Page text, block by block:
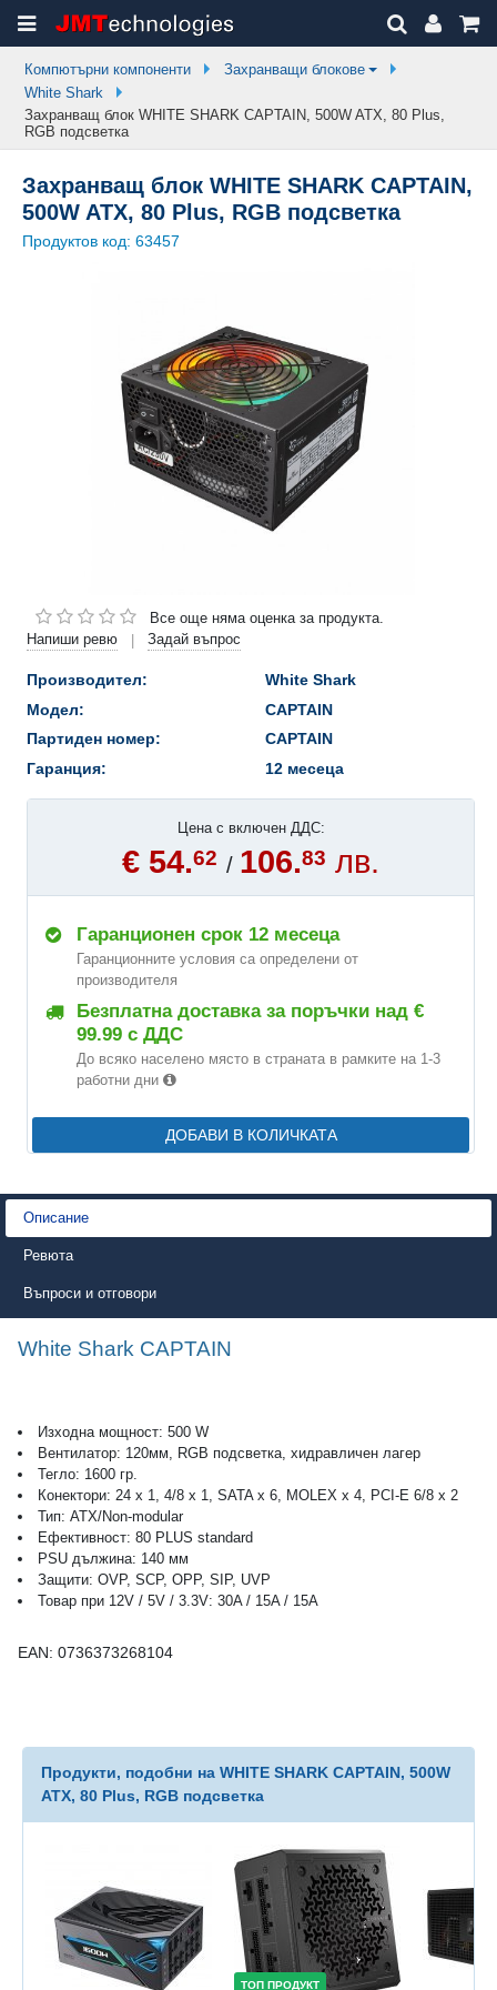
Компютърни компоненти
Захранващи блокове
White Shark
Захранващ блок WHITE SHARK CAPTAIN, 500W ATX, 80 Plus,
RGB подсветка
Захранващ блок WHITE SHARK CAPTAIN,
500W ATX, 80 Plus, RGB подсветка
Продуктов код: 63457
Все още няма оценка за продукта.
Напиши ревю
| Задай въпрос
Производител:
White Shark
Модел:
CAPTAIN
Партиден номер:
CAPTAIN
Гаранция:
12 месеца
Цена с включен ДДС:
€ 54.62 / 106.83 лв.
Гаранционен срок 12 месеца
Гаранционните условия са определени от
производителя
Безплатна доставка за поръчки над €
99.99 с ДДС
До всяко населено място в страната в рамките на 1-3
работни дни
ДОБАВИ В КОЛИЧКАТА
Описание
Ревюта
Въпроси и отговори
White Shark CAPTAIN
Изходна мощност: 500 W
Вентилатор: 120мм, RGB подсветка, хидравличен лагер
Тегло: 1600 гр.
Конектори: 24 x 1, 4/8 x 1, SATA x 6, MOLEX x 4, PCI-E 6/8 x 2
Тип: ATX/Non-modular
Ефективност: 80 PLUS standard
PSU дължина: 140 мм
Защити: OVP, SCP, OPP, SIP, UVP
Товар при 12V / 5V / 3.3V: 30A / 15A / 15A
EAN: 0736373268104
Продукти, подобни на WHITE SHARK CAPTAIN, 500W
ATX, 80 Plus, RGB подсветка
ТОП ПРОДУКТ